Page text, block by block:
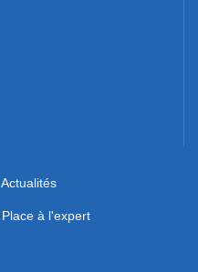
Actualités
Place à l'expert